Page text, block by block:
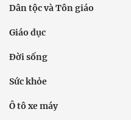
Dân tộc và Tôn giáo
Giáo dục
Đời sống
Sức khỏe
Ô tô xe máy